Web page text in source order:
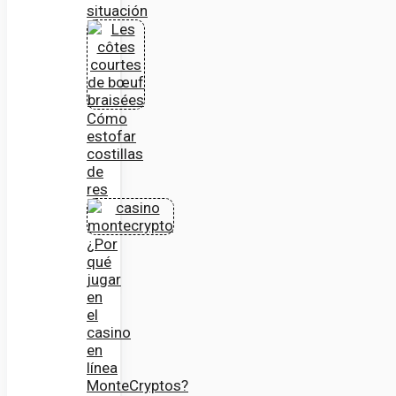
situación
Cómo
estofar
costillas
de
res
¿Por
qué
jugar
en
el
casino
en
línea
MonteCryptos?